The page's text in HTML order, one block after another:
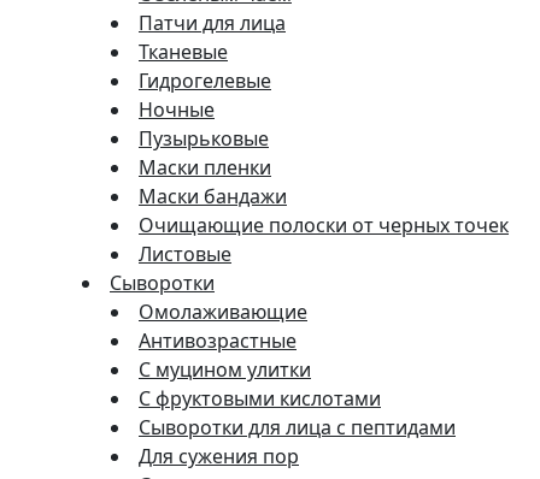
Патчи для лица
Тканевые
Гидрогелевые
Ночные
Пузырьковые
Маски пленки
Маски бандажи
Очищающие полоски от черных точек
Листовые
Сыворотки
Омолаживающие
Антивозрастные
С муцином улитки
С фруктовыми кислотами
Сыворотки для лица с пептидами
Для сужения пор